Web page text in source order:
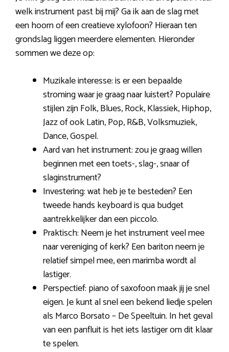
welk instrument past bij mij? Ga ik aan de slag met
een hoorn of een creatieve xylofoon? Hieraan ten
grondslag liggen meerdere elementen. Hieronder
sommen we deze op:
Muzikale interesse: is er een bepaalde
stroming waar je graag naar luistert? Populaire
stijlen zijn Folk, Blues, Rock, Klassiek, Hiphop,
Jazz of ook Latin, Pop, R&B, Volksmuziek,
Dance, Gospel.
Aard van het instrument: zou je graag willen
beginnen met een toets-, slag-, snaar of
slaginstrument?
Investering: wat heb je te besteden? Een
tweede hands keyboard is qua budget
aantrekkelijker dan een piccolo.
Praktisch: Neem je het instrument veel mee
naar vereniging of kerk? Een bariton neem je
relatief simpel mee, een marimba wordt al
lastiger.
Perspectief: piano of saxofoon maak jij je snel
eigen. Je kunt al snel een bekend liedje spelen
als Marco Borsato – De Speeltuin. In het geval
van een panfluit is het iets lastiger om dit klaar
te spelen.